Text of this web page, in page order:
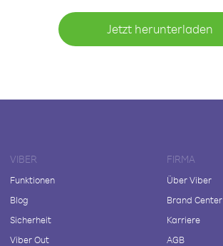
Jetzt herunterladen
VIBER
Funktionen
Blog
Sicherheit
Viber Out
FIRMA
Über Viber
Brand Center
Karriere
AGB